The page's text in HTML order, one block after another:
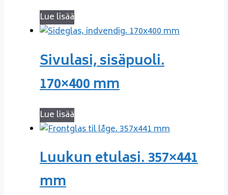
Lue lisää
Sivulasi, sisäpuoli.
170×400 mm
Lue lisää
Luukun etulasi. 357×441
mm